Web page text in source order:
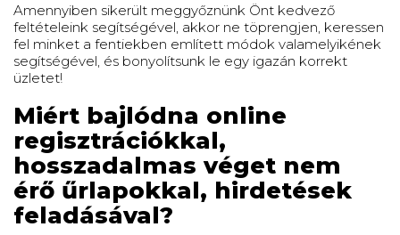
Amennyiben sikerült meggyőznünk Önt kedvező
feltételeink segítségével, akkor ne töprengjen, keressen
fel minket a fentiekben említett módok valamelyikének
segítségével, és bonyolítsunk le egy igazán korrekt
üzletet!
Miért bajlódna online
regisztrációkkal,
hosszadalmas véget nem
érő űrlapokkal, hirdetések
feladásával?